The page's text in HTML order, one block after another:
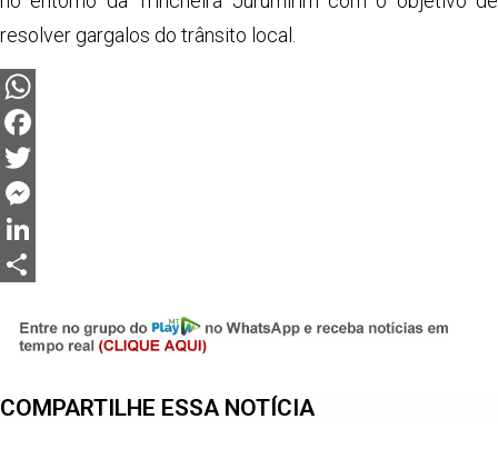
resolver gargalos do trânsito local.
WhatsApp
Facebook
Twitter
Messenger
LinkedIn
COMPARTILHE ESSA NOTÍCIA